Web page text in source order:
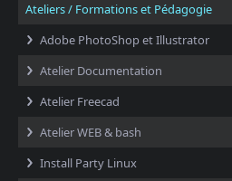
Ateliers / Formations et Pédagogie
Adobe PhotoShop et Illustrator
Atelier Documentation
Atelier Freecad
Atelier WEB & bash
Install Party Linux